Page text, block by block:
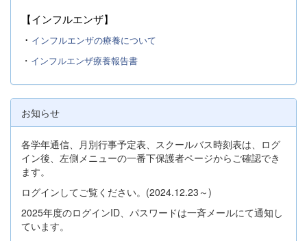
【インフルエンザ】
・ インフルエンザの療養について
・ インフルエンザ療養報告書
お知らせ
各学年通信、月別行事予定表、スクールバス時刻表は、ログ
イン後、左側メニューの一番下保護者ページからご確認でき
ます。
ログインしてご覧ください。(2024.12.23～)
2025年度のログインID、パスワードは一斉メールにて通知し
ています。